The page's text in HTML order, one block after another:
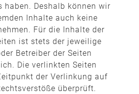
haben. Deshalb können wir
Inhalte auch keine
Für die Inhalte der
ist stets der jeweilige
Betreiber der Seiten
Die verlinkten Seiten
der Verlinkung auf
überprüft.